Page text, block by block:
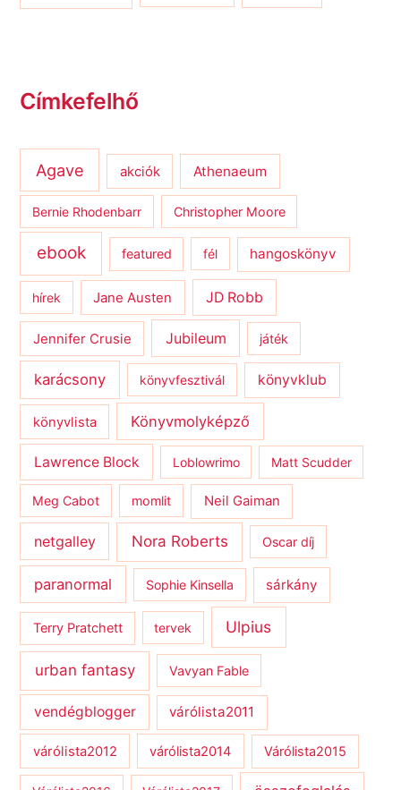
Címkefelhő
Agave akciók Athenaeum
Bernie Rhodenbarr Christopher Moore
ebook featured fél hangoskönyv
hírek Jane Austen JD Robb
Jennifer Crusie Jubileum játék
karácsony könyvfesztivál könyvklub
könyvlista Könyvmolyképző
Lawrence Block Loblowrimo Matt Scudder
Meg Cabot momlit Neil Gaiman
netgalley Nora Roberts Oscar díj
paranormal Sophie Kinsella sárkány
Terry Pratchett tervek Ulpius
urban fantasy Vavyan Fable
vendégblogger várólista2011
várólista2012 várólista2014 Várólista2015